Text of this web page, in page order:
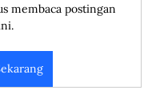
membaca postingan